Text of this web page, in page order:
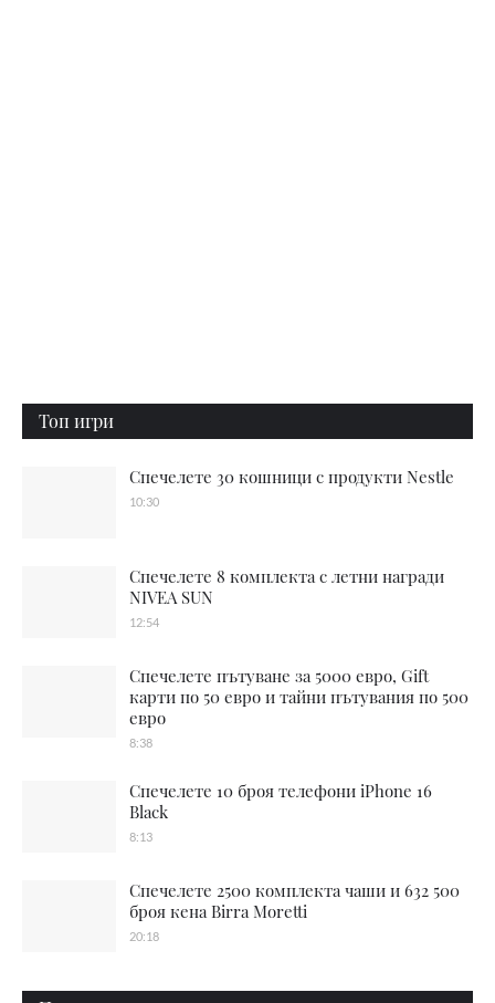
Топ игри
Спечелете 30 кошници с продукти Nestle
10:30
Спечелете 8 комплекта с летни награди
NIVEA SUN
12:54
Спечелете пътуване за 5000 евро, Gift
карти по 50 евро и тайни пътувания по 500
евро
8:38
Спечелете 10 броя телефони iPhone 16
Black
8:13
Спечелете 2500 комплекта чаши и 632 500
броя кена Birra Moretti
20:18